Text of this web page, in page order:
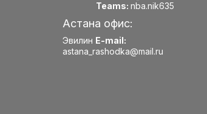
Teams: nba.nik635
Астана офис:
Эвилин E-mail:
astana_rashodka@mail.ru